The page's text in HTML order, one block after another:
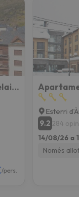
Apartaments Pessets Adelaida
/pers.
Esterri
9.2 284
14/08/26 a
Només